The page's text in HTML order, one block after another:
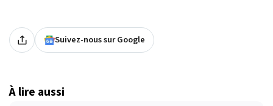
Suivez-nous sur Google
À lire aussi